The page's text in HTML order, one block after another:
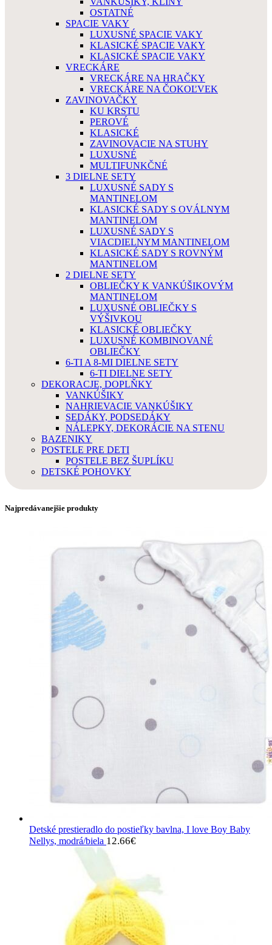
OSTATNÉ
SPACIE VAKY
LUXUSNÉ SPACIE VAKY
KLASICKÉ SPACIE VAKY
KLASICKÉ SPACIE VAKY
VRECKÁRE
VRECKÁRE NA HRAČKY
VRECKÁRE NA ČOKOĽVEK
ZAVINOVAČKY
KU KRSTU
PEROVÉ
KLASICKÉ
ZAVINOVACIE NA STUHY
LUXUSNÉ
MULTIFUNKČNÉ
3 DIELNE SETY
LUXUSNÉ SADY S
MANTINELOM
KLASICKÉ SADY S OVÁLNYM
MANTINELOM
LUXUSNÉ SADY S
VIACDIELNYM MANTINELOM
KLASICKÉ SADY S ROVNÝM
MANTINELOM
2 DIELNE SETY
OBLIEČKY K VANKÚŠIKOVÝM
MANTINELOM
LUXUSNÉ OBLIEČKY S
VÝŠIVKOU
KLASICKÉ OBLIEČKY
LUXUSNÉ KOMBINOVANÉ
OBLIEČKY
6-TI A 8-MI DIELNE SETY
6-TI DIELNE SETY
DEKORACJE, DOPLŇKY
VANKÚŠIKY
NAHRIEVACIE VANKÚŠIKY
SEDÁKY, PODSEDÁKY
NÁLEPKY, DEKORÁCIE NA STENU
BAZENIKY
POSTELE PRE DETI
POSTELE BEZ ŠUPLÍKU
DETSKÉ POHOVKY
Najpredávanejšie produkty
Detské prestieradlo do postieľky bavlna, I love Boy Baby
Nellys, modrá/biela 12.66€